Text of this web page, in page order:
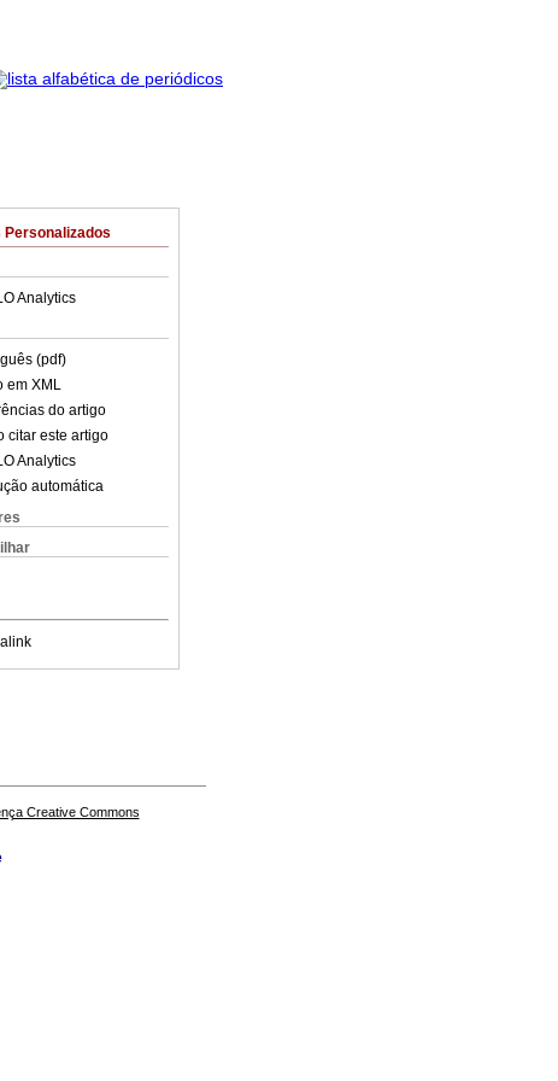
Analytics
(pdf)
em XML
do artigo
citar este artigo
Analytics
automática
Creative Commons